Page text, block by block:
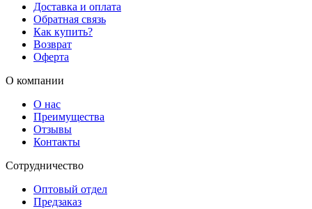
Доставка и оплата
Обратная связь
Как купить?
Возврат
Оферта
О компании
О нас
Преимущества
Отзывы
Контакты
Сотрудничество
Оптовый отдел
Предзаказ